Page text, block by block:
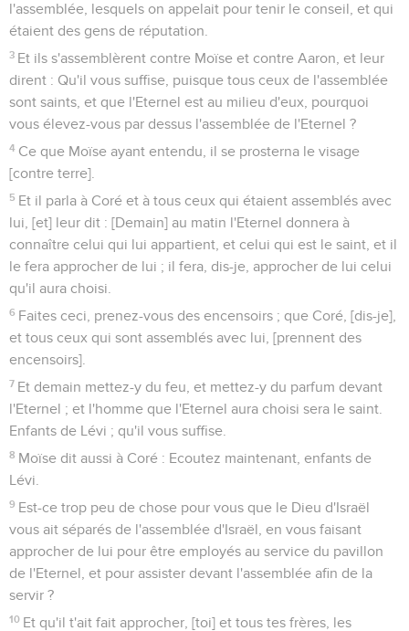
l'assemblée, lesquels on appelait pour tenir le conseil, et qui
étaient des gens de réputation.
3 Et ils s'assemblèrent contre Moïse et contre Aaron, et leur
dirent : Qu'il vous suffise, puisque tous ceux de l'assemblée
sont saints, et que l'Eternel est au milieu d'eux, pourquoi
vous élevez-vous par dessus l'assemblée de l'Eternel ?
4 Ce que Moïse ayant entendu, il se prosterna le visage
[contre terre].
5 Et il parla à Coré et à tous ceux qui étaient assemblés avec
lui, [et] leur dit : [Demain] au matin l'Eternel donnera à
connaître celui qui lui appartient, et celui qui est le saint, et il
le fera approcher de lui ; il fera, dis-je, approcher de lui celui
qu'il aura choisi.
6 Faites ceci, prenez-vous des encensoirs ; que Coré, [dis-je],
et tous ceux qui sont assemblés avec lui, [prennent des
encensoirs].
7 Et demain mettez-y du feu, et mettez-y du parfum devant
l'Eternel ; et l'homme que l'Eternel aura choisi sera le saint.
Enfants de Lévi ; qu'il vous suffise.
8 Moïse dit aussi à Coré : Ecoutez maintenant, enfants de
Lévi.
9 Est-ce trop peu de chose pour vous que le Dieu d'Israël
vous ait séparés de l'assemblée d'Israël, en vous faisant
approcher de lui pour être employés au service du pavillon
de l'Eternel, et pour assister devant l'assemblée afin de la
servir ?
10 Et qu'il t'ait fait approcher, [toi] et tous tes frères, les